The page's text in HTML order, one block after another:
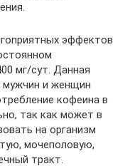
эффектов
мг/сут. Данная
мужчин и женщин
кофеина в
так как может в
на организм
мочеполовую,
тракт.